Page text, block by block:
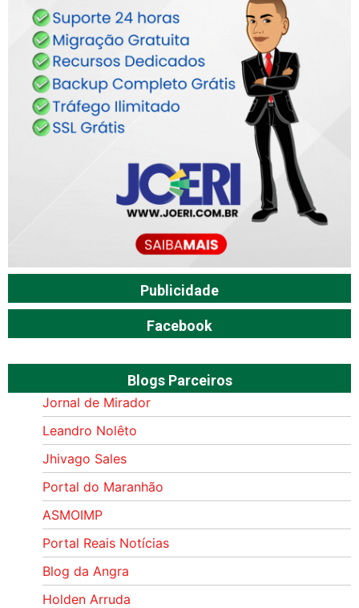
Publicidade
Facebook
Blogs Parceiros
Jornal de Mirador
Leandro Nolêto
Jhivago Sales
Portal do Maranhão
ASMOIMP
Portal Reais Notí­cias
Blog da Angra
Holden Arruda